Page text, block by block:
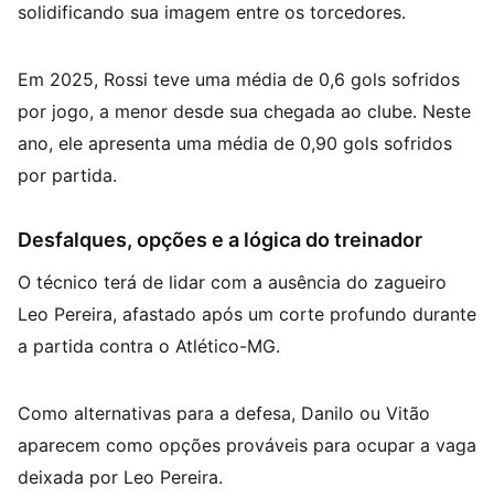
solidificando sua imagem entre os torcedores.
Em 2025, Rossi teve uma média de 0,6 gols sofridos
por jogo, a menor desde sua chegada ao clube. Neste
ano, ele apresenta uma média de 0,90 gols sofridos
por partida.
Desfalques, opções e a lógica do treinador
O técnico terá de lidar com a ausência do zagueiro
Leo Pereira, afastado após um corte profundo durante
a partida contra o Atlético-MG.
Como alternativas para a defesa, Danilo ou Vitão
aparecem como opções prováveis para ocupar a vaga
deixada por Leo Pereira.